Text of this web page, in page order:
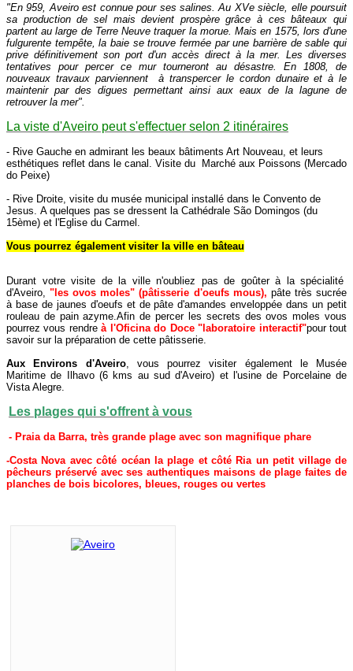
"En 959, Aveiro est connue pour ses salines. Au XVe siècle, elle poursuit
sa production de sel mais devient prospère grâce à ces bâteaux qui
partent au large de Terre Neuve traquer la morue. Mais en 1575, lors d'une
fulgurente tempête, la baie se trouve fermée par une barrière de sable qui
prive définitivement son port d'un accès direct à la mer. Les diverses
tentatives pour percer ce mur tourneront au désastre. En 1808, de
nouveaux travaux parviennent à transpercer le cordon dunaire et à le
maintenir par des digues permettant ainsi aux eaux de la lagune de
retrouver la mer".
La viste d'Aveiro peut s'effectuer selon 2 itinéraires
- Rive Gauche en admirant les beaux bâtiments Art Nouveau, et leurs
esthétiques reflet dans le canal. Visite du Marché aux Poissons (Mercado
do Peixe)
- Rive Droite, visite du musée municipal installé dans le Convento de
Jesus. A quelques pas se dressent la Cathédrale São Domingos (du
15ème) et l'Eglise du Carmel.
Vous pourrez également visiter la ville en bâteau
Durant votre visite de la ville n'oubliez pas de goûter à la spécialité
d'Aveiro,"les ovos moles" (pâtisserie d'oeufs mous), pâte très sucrée
à base de jaunes d'oeufs et de pâte d'amandes enveloppée dans un petit
rouleau de pain azyme.Afin de percer les secrets des ovos moles vous
pourrez vous rendreà l'Oficina do Doce "laboratoire interactif"pour tout
savoir sur la préparation de cette pâtisserie.
Aux Environs d'Aveiro,
vous pourrez visiter également le Musée
Maritime de Ilhavo (6 kms au sud d'Aveiro) et l'usine de Porcelaine de
Vista Alegre.
Les plages qui s'offrent à vous
- Praia da Barra, très grande plage avec son magnifique phare
-Costa Nova avec côté océan la plage et côté Ria un petit village de
pêcheurs préservé avec ses authentiques maisons de plage faites de
planches de bois bicolores, bleues, rouges ou vertes